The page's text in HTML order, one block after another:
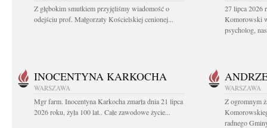
Z głębokim smutkiem przyjęliśmy wiadomość o
odejściu prof. Małgorzaty Kościelskiej cenionej...
27 lipca 2026
Komorowski
psycholog,
INOCENTYNA KARKOCHA
WARSZAWA
Mgr farm. Inocentyna Karkocha zmarła dnia 21 lipca
2026 roku, żyła 100 lat.. Całe zawodowe życie...
WARSZAWA
Z ogromnym
radnego